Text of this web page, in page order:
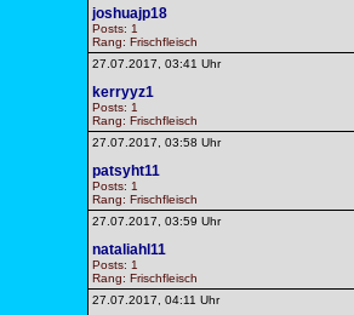
joshuajp18
Posts: 1
Rang: Frischfleisch
27.07.2017, 03:41 Uhr
kerryyz1
Posts: 1
Rang: Frischfleisch
27.07.2017, 03:58 Uhr
patsyht11
Posts: 1
Rang: Frischfleisch
27.07.2017, 03:59 Uhr
nataliahl11
Posts: 1
Rang: Frischfleisch
27.07.2017, 04:11 Uhr